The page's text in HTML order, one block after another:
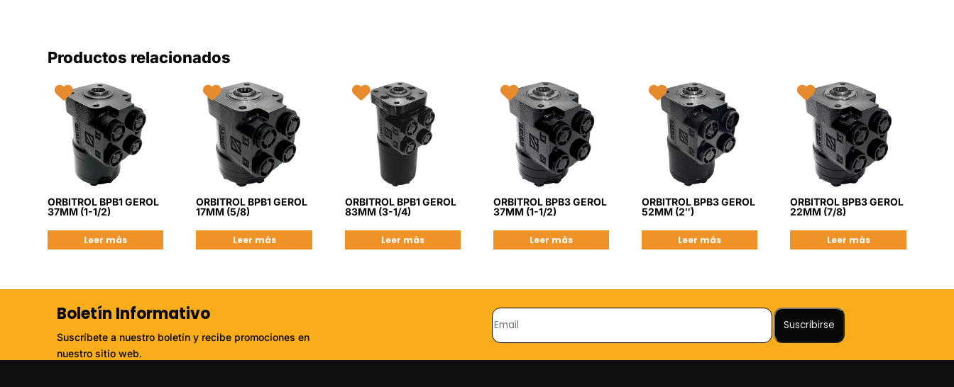
Productos relacionados
ORBITROL BPB1 GEROL
37MM (1-1/2)
Leer más
ORBITROL BPB1 GEROL
17MM (5/8)
Leer más
ORBITROL BPB1 GEROL
83MM (3-1/4)
Leer más
ORBITROL BPB3 GEROL
37MM (1-1/2)
Leer más
ORBITROL BPB3 GEROL
52MM (2″)
Leer más
ORBITROL BPB3 GEROL
22MM (7/8)
Leer más
Boletín Informativo
Suscríbete a nuestro boletín y recibe promociones en
nuestro sitio web.